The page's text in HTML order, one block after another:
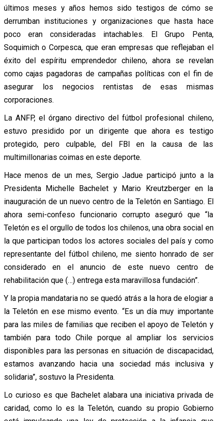
últimos meses y años hemos sido testigos de cómo se
derrumban instituciones y organizaciones que hasta hace
poco eran consideradas intachables. El Grupo Penta,
Soquimich o Corpesca, que eran empresas que reflejaban el
éxito del espíritu emprendedor chileno, ahora se revelan
como cajas pagadoras de campañas políticas con el fin de
asegurar los negocios rentistas de esas mismas
corporaciones.
La ANFP, el órgano directivo del fútbol profesional chileno,
estuvo presidido por un dirigente que ahora es testigo
protegido, pero culpable, del FBI en la causa de las
multimillonarias coimas en este deporte.
Hace menos de un mes, Sergio Jadue participó junto a la
Presidenta Michelle Bachelet y Mario Kreutzberger en la
inauguración de un nuevo centro de la Teletón en Santiago. El
ahora semi-confeso funcionario corrupto aseguró que “la
Teletón es el orgullo de todos los chilenos, una obra social en
la que participan todos los actores sociales del país y como
representante del fútbol chileno, me siento honrado de ser
considerado en el anuncio de este nuevo centro de
rehabilitación que (…) entrega esta maravillosa fundación”.
Y la propia mandataria no se quedó atrás a la hora de elogiar a
la Teletón en ese mismo evento. “Es un día muy importante
para las miles de familias que reciben el apoyo de Teletón y
también para todo Chile porque al ampliar los servicios
disponibles para las personas en situación de discapacidad,
estamos avanzando hacia una sociedad más inclusiva y
solidaria”, sostuvo la Presidenta.
Lo curioso es que Bachelet alabara una iniciativa privada de
caridad, como lo es la Teletón, cuando su propio Gobierno